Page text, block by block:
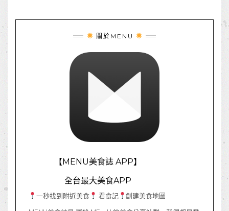
關於MENU
【MENU美食誌 APP】
全台最大美食APP
一秒找到附近美食 看食記
創建美食地圖